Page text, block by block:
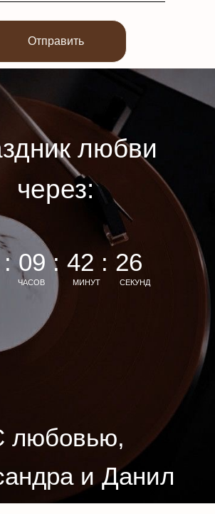
Отправить
МИНУТ
ЧАСОВ СЕКУНД
09 : 42 : 24
любовью,
и Данил
любви
через: